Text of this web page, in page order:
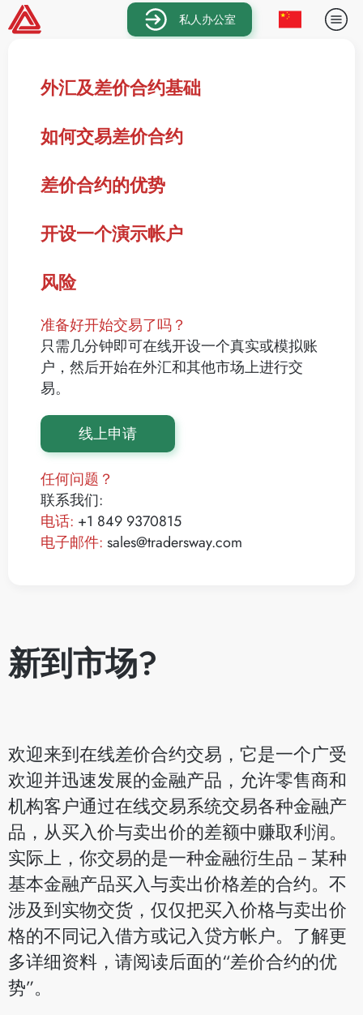
私人办公室
外汇及差价合约基础
如何交易差价合约
差价合约的优势
开设一个演示帐户
风险
准备好开始交易了吗？
只需几分钟即可在线开设一个真实或模拟账
户，然后开始在外汇和其他市场上进行交
易。
线上申请
任何问题？
联系我们:
电话: +1 849 9370815
电子邮件: sales@tradersway.com
新到市场?
欢迎来到在线差价合约交易，它是一个广受
欢迎并迅速发展的金融产品，允许零售商和
机构客户通过在线交易系统交易各种金融产
品，从买入价与卖出价的差额中赚取利润。
实际上，你交易的是一种金融衍生品－某种
基本金融产品买入与卖出价格差的合约。不
涉及到实物交货，仅仅把买入价格与卖出价
格的不同记入借方或记入贷方帐户。了解更
多详细资料，请阅读后面的“差价合约的优
势”。